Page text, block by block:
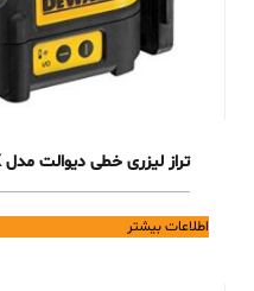
تراز لیزری خطی دیوالت مدل DW088K
اطلاعات بیشتر